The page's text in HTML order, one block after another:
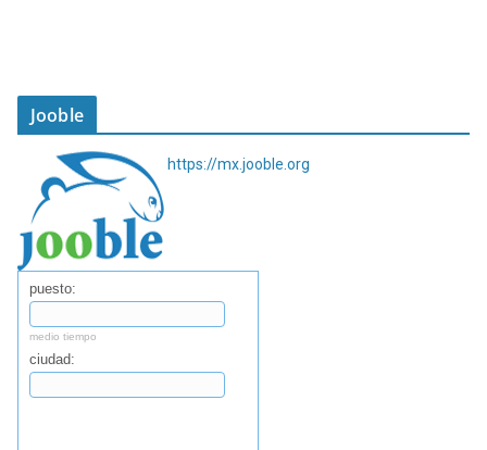
Jooble
https://mx.jooble.org
puesto:
medio tiempo
ciudad: